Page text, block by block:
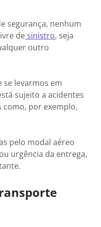
segurança, nenhum
desinistro, seja
outro
se levarmos em
sujeito a acidentes
por exemplo,
pelo modal aéreo
urgência da entrega,